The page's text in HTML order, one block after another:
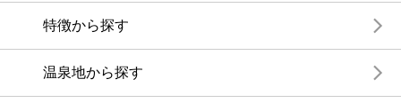
特徴から探す
温泉地から探す